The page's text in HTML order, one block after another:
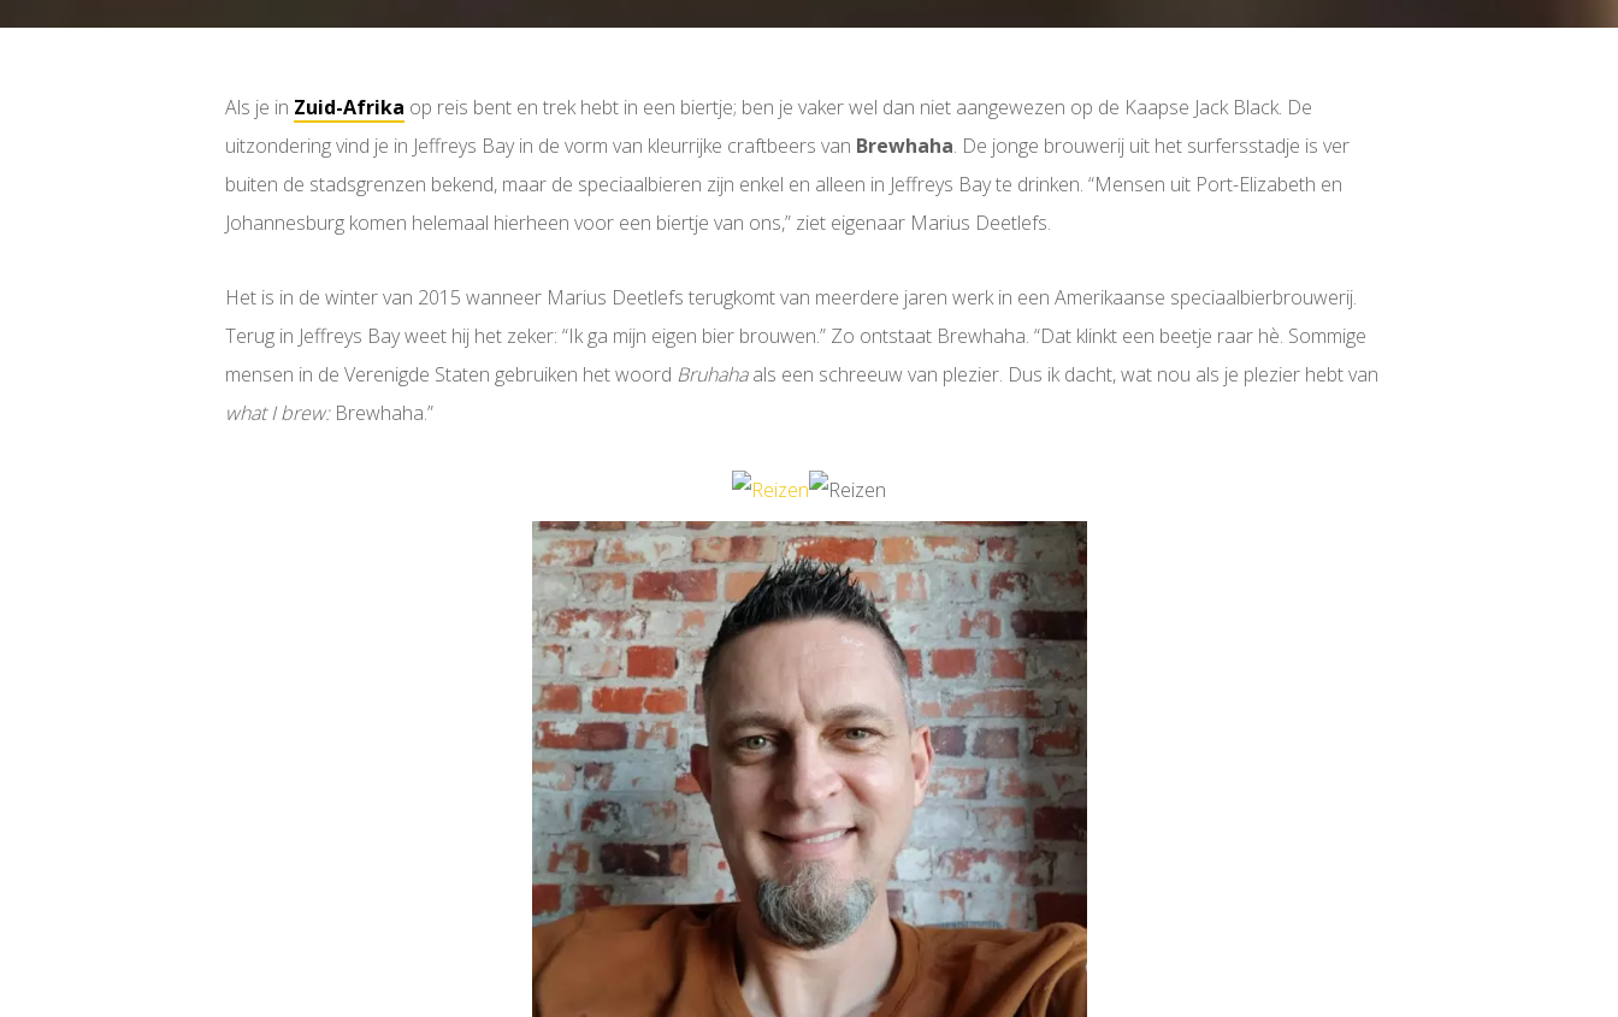
Als je in Zuid-Afrika op reis bent en trek hebt in een biertje; ben je vaker wel dan niet aangewezen op de Kaapse Jack Black. De
uitzondering vind je in Jeffreys Bay in de vorm van kleurrijke craftbeers van Brewhaha. De jonge brouwerij uit het surfersstadje is ver
buiten de stadsgrenzen bekend, maar de speciaalbieren zijn enkel en alleen in Jeffreys Bay te drinken. “Mensen uit Port-Elizabeth en
Johannesburg komen helemaal hierheen voor een biertje van ons,” ziet eigenaar Marius Deetlefs.
Het is in de winter van 2015 wanneer Marius Deetlefs terugkomt van meerdere jaren werk in een Amerikaanse speciaalbierbrouwerij.
Terug in Jeffreys Bay weet hij het zeker: “Ik ga mijn eigen bier brouwen.” Zo ontstaat Brewhaha. “Dat klinkt een beetje raar hè. Sommige
mensen in de Verenigde Staten gebruiken het woord Bruhahaals een schreeuw van plezier. Dus ik dacht, wat nou als je plezier hebt van
what I brew: Brewhaha.”